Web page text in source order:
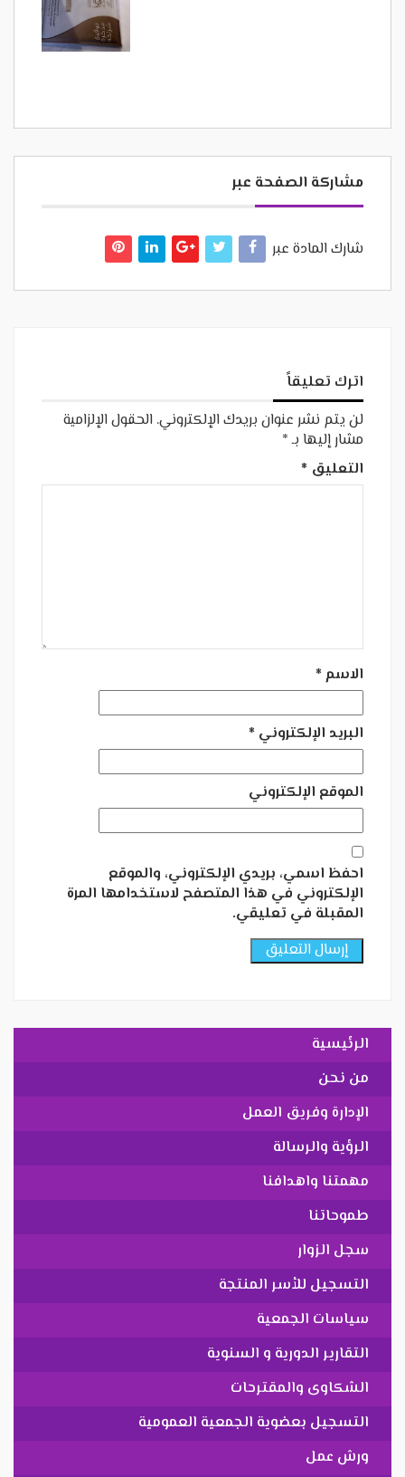
مشاركة الصفحة عبر
شارك المادة عبر
اترك تعليقاً
لن يتم نشر عنوان بريدك الإلكتروني. الحقول الإلزامية
مشار إليها بـ*
التعليق *
الاسم *
البريد الإلكتروني *
الموقع الإلكتروني
احفظ اسمي، بريدي الإلكتروني، والموقع
الإلكتروني في هذا المتصفح لاستخدامها المرة
المقبلة في تعليقي.
الرئيسية
من نحن
الإدارة وفريق العمل
الرؤية والرسالة
مهمتنا واهدافنا
طموحاتنا
سجل الزوار
التسجيل للأسر المنتجة
سياسات الجمعية
التقارير الدورية و السنوية
الشكاوى والمقترحات
التسجيل بعضوية الجمعية العمومية
ورش عمل